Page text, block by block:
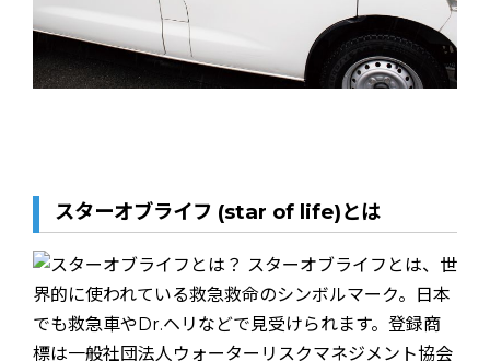
スターオブライフ (star of life)とは